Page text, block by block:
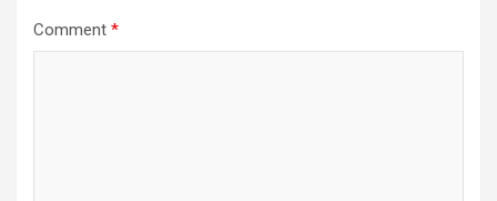
Comment *